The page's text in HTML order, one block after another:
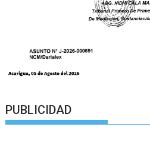
PUBLICIDAD